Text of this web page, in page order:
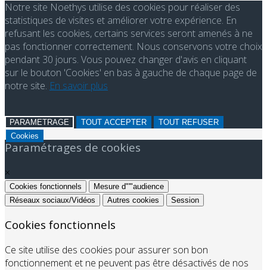
Notre site Noethys utilise des cookies pour réaliser des
statistiques de visites et améliorer votre expérience. En
refusant les cookies, certains services seront amenés à ne
pas fonctionner correctement. Nous conservons votre choix
pendant 30 jours. Vous pouvez changer d'avis en cliquant
sur le bouton 'Cookies' en bas à gauche de chaque page de
notre site. En savoir plus
PARAMETRAGE TOUT ACCEPTER
TOUT REFUSER
Cookies
Paramétrages de cookies
×
Cookies fonctionnels
Mesure d"'"audience
Réseaux sociaux/Vidéos
Autres cookies Session
Cookies fonctionnels
Ce site utilise des cookies pour assurer son bon
fonctionnement et ne peuvent pas être désactivés de nos